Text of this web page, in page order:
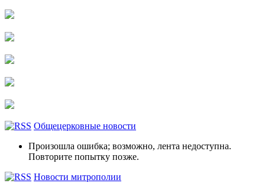
Общецерковные новости
Произошла ошибка; возможно, лента недоступна.
Повторите попытку позже.
Новости митрополии